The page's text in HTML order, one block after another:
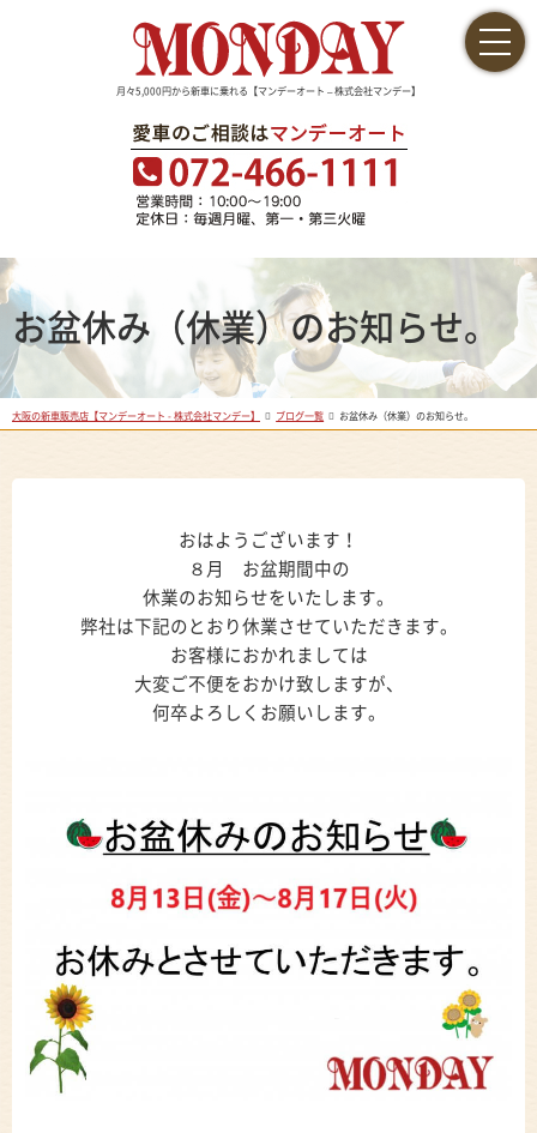
月々5,000円から新車に乗れる【マンデーオート – 株式会社マンデー】
お盆休み（休業）のお知らせ。
大阪の新車販売店【マンデーオート - 株式会社マンデー】 ブログ一覧 お盆休み（休業）のお知らせ。
おはようございます！
８月 お盆期間中の
休業のお知らせをいたします。
弊社は下記のとおり休業させていただきます。
お客様におかれましては
大変ご不便をおかけ致しますが、
何卒よろしくお願いします。